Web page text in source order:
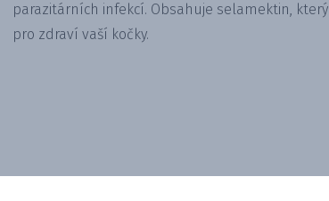
parazitárních infekcí. Obsahuje selamektin,
pro zdraví vaší kočky.